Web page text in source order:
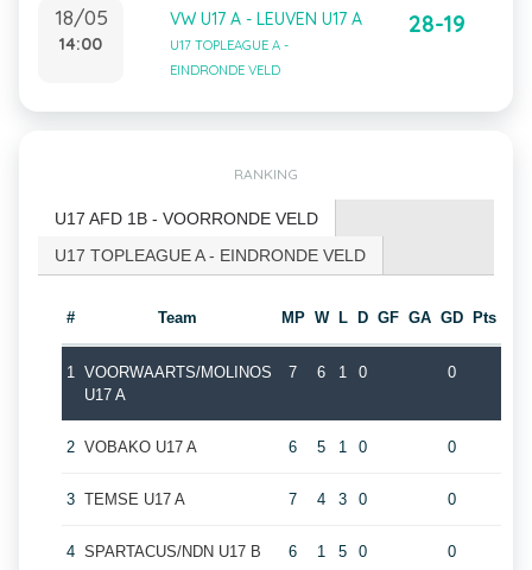
18/05
14:00
VW U17 A - LEUVEN U17 A
U17 TOPLEAGUE A -
EINDRONDE VELD
28-19
RANKING
U17 AFD 1B - VOORRONDE VELD
U17 TOPLEAGUE A - EINDRONDE VELD
# Team MP W L D GF GA GD Pts
1 VOORWAARTS/MOLINOS
U17 A
7 6 1 0 0
2 VOBAKO U17 A 6 5 1 0 0
3 TEMSE U17 A 7 4 3 0 0
4 SPARTACUS/NDN U17 B 6 1 5 0 0